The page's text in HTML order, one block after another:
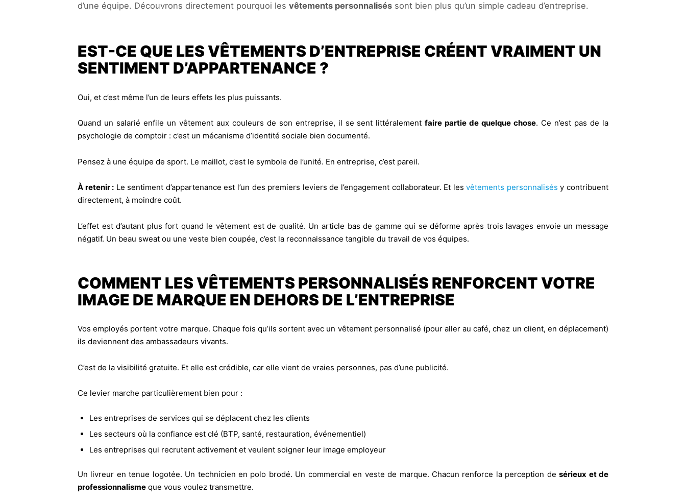
d’une équipe. Découvrons directement pourquoi les vêtements personnalisés sont bien plus qu’un simple cadeau d’entreprise.
EST-CE QUE LES VÊTEMENTS D’ENTREPRISE CRÉENT VRAIMENT UN
SENTIMENT D’APPARTENANCE ?
Oui, et c’est même l’un de leurs effets les plus puissants.
Quand un salarié enfile un vêtement aux couleurs de son entreprise, il se sent littéralementfaire partie de quelque chose. Ce n’est pas de la
psychologie de comptoir : c’est un mécanisme d’identité sociale bien documenté.
Pensez à une équipe de sport. Le maillot, c’est le symbole de l’unité. En entreprise, c’est pareil.
À retenir : Le sentiment d’appartenance est l’un des premiers leviers de l’engagement collaborateur. Et lesvêtements personnalisés y contribuent
directement, à moindre coût.
L’effet est d’autant plus fort quand le vêtement est de qualité. Un article bas de gamme qui se déforme après trois lavages envoie un message
négatif. Un beau sweat ou une veste bien coupée, c’est la reconnaissance tangible du travail de vos équipes.
COMMENT LES VÊTEMENTS PERSONNALISÉS RENFORCENT VOTRE
IMAGE DE MARQUE EN DEHORS DE L’ENTREPRISE
Vos employés portent votre marque. Chaque fois qu’ils sortent avec un vêtement personnalisé (pour aller au café, chez un client, en déplacement)
ils deviennent des ambassadeurs vivants.
C’est de la visibilité gratuite. Et elle est crédible, car elle vient de vraies personnes, pas d’une publicité.
Ce levier marche particulièrement bien pour :
Les entreprises de services qui se déplacent chez les clients
Les secteurs où la confiance est clé (BTP, santé, restauration, événementiel)
Les entreprises qui recrutent activement et veulent soigner leur image employeur
Un livreur en tenue logotée. Un technicien en polo brodé. Un commercial en veste de marque. Chacun renforce la perception desérieux et de
professionnalisme que vous voulez transmettre.